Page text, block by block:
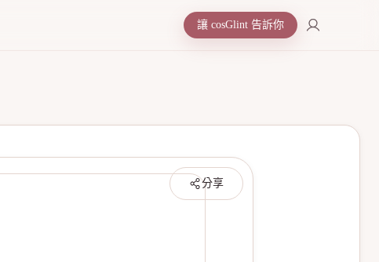
讓 cosGlint 告訴你
分享